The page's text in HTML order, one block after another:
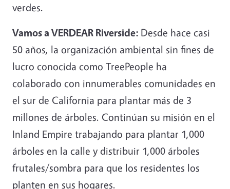
verdes.
Vamos a VERDEAR Riverside: Desde hace casi
50 años, la organización ambiental sin fines de
lucro conocida como TreePeople ha
colaborado con innumerables comunidades en
el sur de California para plantar más de 3
millones de árboles. Continúan su misión en el
Inland Empire trabajando para plantar 1,000
árboles en la calle y distribuir 1,000 árboles
frutales/sombra para que los residentes los
planten en sus hogares.